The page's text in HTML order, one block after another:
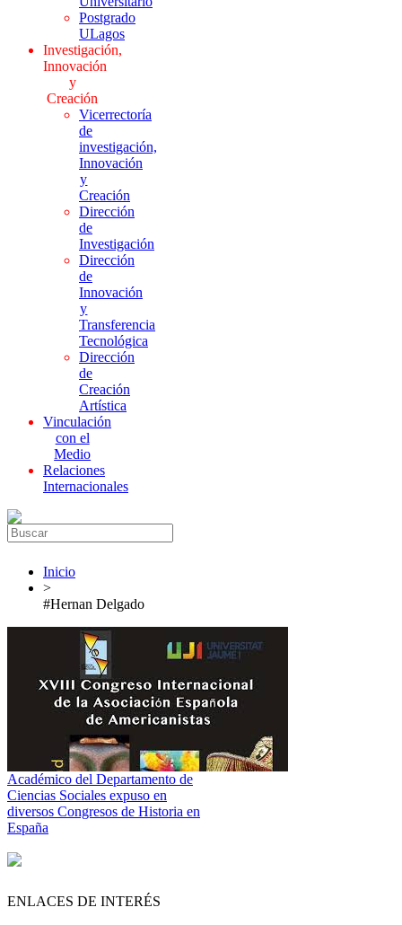
Postgrado
ULagos
Investigación,
Innovación
y
Creación
Vicerrectoría
de
investigación,
Innovación
y
Creación
Dirección
de
Investigación
Dirección
de
Innovación
y
Transferencia
Tecnológica
Dirección
de
Creación
Artística
Vinculación
con el
Medio
Relaciones
Internacionales
Inicio
>
#Hernan Delgado
Académico del Departamento de
Ciencias Sociales expuso en
diversos Congresos de Historia en
España
ENLACES DE INTERÉS